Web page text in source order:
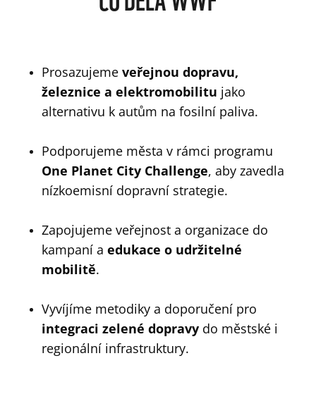
Prosazujeme veřejnou dopravu,
železnice a elektromobilitu jako
alternativu k autům na fosilní paliva.
Podporujeme města v rámci programu
One Planet City Challenge, aby zavedla
nízkoemisní dopravní strategie.
Zapojujeme veřejnost a organizace do
kampaní a edukace o udržitelné
mobilitě.
Vyvíjíme metodiky a doporučení pro
integraci zelené dopravydo městské i
regionální infrastruktury.